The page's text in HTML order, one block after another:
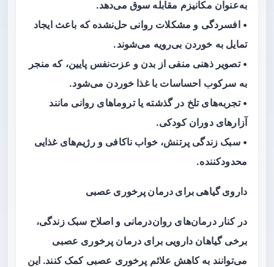
به‌عنوان مکانیزم مقابله سوق می‌دهد.
• افسردگی و مشکلات روانی حل‌نشده که باعث ایجاد
تمایل به خوردن بی‌رویه می‌شوند.
• تصویر ذهنی منفی از بدن و عزت‌نفس پایین، که منجر
به سرکوب احساسات با غذا خوردن می‌شود.
• تجربه‌های تلخ در گذشته یا تروماهای روانی مانند
آزارهای دوران کودکی.
• سبک زندگی پرتنش، خواب ناکافی و رژیم‌های غذایی
محدودکننده.
داروی گیاهی برای درمان پرخوری عصبی
در کنار درمان‌های روان‌درمانی و اصلاح سبک زندگی،
برخی گیاهان دارویی برای درمان پرخوری عصبی
می‌توانند به کاهش علائم پرخوری عصبی کمک کنند. این